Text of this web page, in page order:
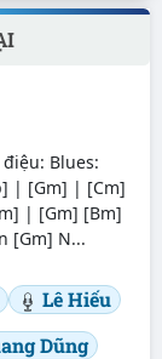
điệu: Blues:
| [Gm] | [Cm]
| [Gm] [Bm]
[Gm] N...
Lê Hiếu
Dũng